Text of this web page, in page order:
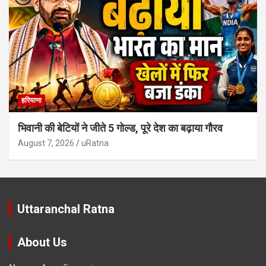
हरियाणा
भिवानी की बेटियों ने जीते 5 गोल्ड, पूरे देश का बढ़ाया गौरव
August 7, 2026 uRatna
Uttaranchal Ratna
About Us